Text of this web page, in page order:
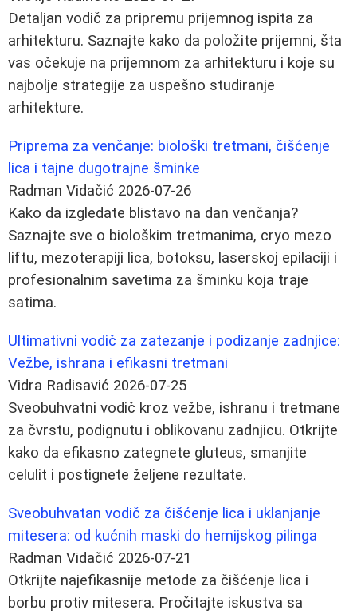
Detaljan vodič za pripremu prijemnog ispita za
arhitekturu. Saznajte kako da položite prijemni, šta
vas očekuje na prijemnom za arhitekturu i koje su
najbolje strategije za uspešno studiranje
arhitekture.
Priprema za venčanje: biološki tretmani, čišćenje
lica i tajne dugotrajne šminke
Radman Vidačić 2026-07-26
Kako da izgledate blistavo na dan venčanja?
Saznajte sve o biološkim tretmanima, cryo mezo
liftu, mezoterapiji lica, botoksu, laserskoj epilaciji i
profesionalnim savetima za šminku koja traje
satima.
Ultimativni vodič za zatezanje i podizanje zadnjice:
Vežbe, ishrana i efikasni tretmani
Vidra Radisavić 2026-07-25
Sveobuhvatni vodič kroz vežbe, ishranu i tretmane
za čvrstu, podignutu i oblikovanu zadnjicu. Otkrijte
kako da efikasno zategnete gluteus, smanjite
celulit i postignete željene rezultate.
Sveobuhvatan vodič za čišćenje lica i uklanjanje
mitesera: od kućnih maski do hemijskog pilinga
Radman Vidačić 2026-07-21
Otkrijte najefikasnije metode za čišćenje lica i
borbu protiv mitesera. Pročitajte iskustva sa